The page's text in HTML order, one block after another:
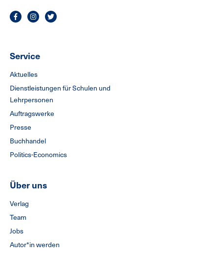
Service
Aktuelles
Dienstleistungen für Schulen und
Lehrpersonen
Auftragswerke
Presse
Buchhandel
Politics-Economics
Über uns
Verlag
Team
Jobs
Autor*in werden